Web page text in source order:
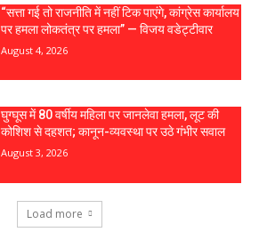
“सत्ता गई तो राजनीति में नहीं टिक पाएंगे, कांग्रेस कार्यालय
पर हमला लोकतंत्र पर हमला” — विजय वडेट्टीवार
August 4, 2026
घुग्घूस में 80 वर्षीय महिला पर जानलेवा हमला, लूट की
कोशिश से दहशत; कानून-व्यवस्था पर उठे गंभीर सवाल
August 3, 2026
Load more